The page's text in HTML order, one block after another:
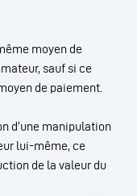
moyen de
sauf si ce
de paiement.
d’une manipulation
lui-même, ce
de la valeur du